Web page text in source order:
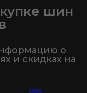
шин
о
и скидках на